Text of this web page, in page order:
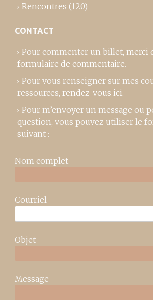
Rencontres (120)
CONTACT
Pour commenter un billet, merci
formulaire de commentaire.
Pour vous renseigner sur mes
ressources, rendez-vous ici.
Pour m’envoyer un message ou
question, vous pouvez utiliser le
suivant :
Nom complet
Courriel
Objet
Message